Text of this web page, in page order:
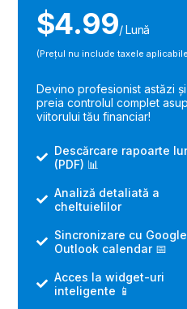
$4.99/ Lună
(Prețul nu include taxele
Devino profesionist astăzi și
preia controlul complet
viitorului tău financiar!
Descărcare rapoarte
(PDF) 📊
Analiză detaliată a
cheltuielilor
Sincronizare cu
Outlook calendar 📅
Acces la widget-uri
inteligente 📱